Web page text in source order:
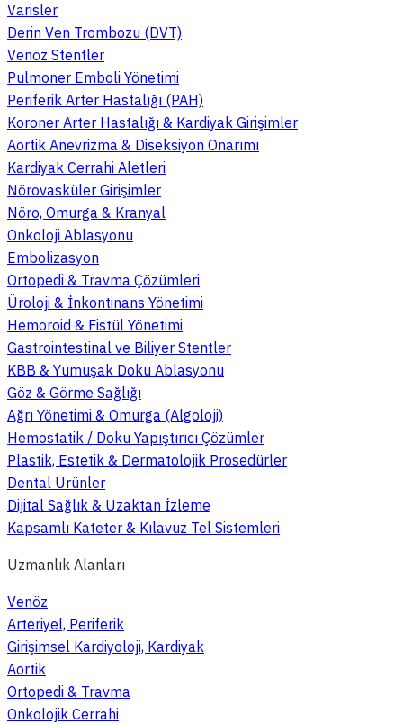
Varisler
Derin Ven Trombozu (DVT)
Venöz Stentler
Pulmoner Emboli Yönetimi
Periferik Arter Hastalığı (PAH)
Koroner Arter Hastalığı & Kardiyak Girişimler
Aortik Anevrizma & Diseksiyon Onarımı
Kardiyak Cerrahi Aletleri
Nörovasküler Girişimler
Nöro, Omurga & Kranyal
Onkoloji Ablasyonu
Embolizasyon
Ortopedi & Travma Çözümleri
Üroloji & İnkontinans Yönetimi
Hemoroid & Fistül Yönetimi
Gastrointestinal ve Biliyer Stentler
KBB & Yumuşak Doku Ablasyonu
Göz & Görme Sağlığı
Ağrı Yönetimi & Omurga (Algoloji)
Hemostatik / Doku Yapıştırıcı Çözümler
Plastik, Estetik & Dermatolojik Prosedürler
Dental Ürünler
Dijital Sağlık & Uzaktan İzleme
Kapsamlı Kateter & Kılavuz Tel Sistemleri
Uzmanlık Alanları
Venöz
Arteriyel, Periferik
Girişimsel Kardiyoloji, Kardiyak
Aortik
Ortopedi & Travma
Onkolojik Cerrahi